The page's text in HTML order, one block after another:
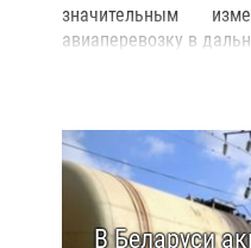
значительным
авиаперевозку в
В Беларуси